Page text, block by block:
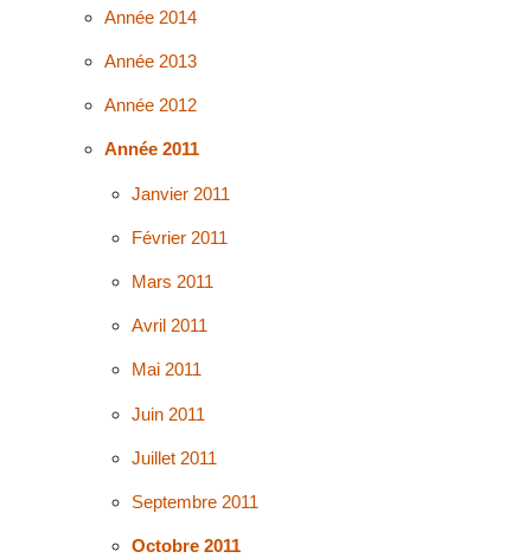
Année 2014
Année 2013
Année 2012
Année 2011
Janvier 2011
Février 2011
Mars 2011
Avril 2011
Mai 2011
Juin 2011
Juillet 2011
Septembre 2011
Octobre 2011